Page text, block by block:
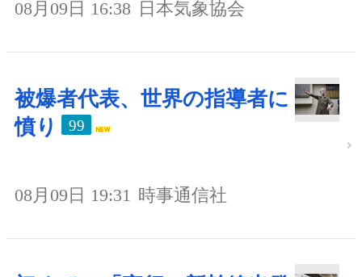
08月09日 16:38 日本気象協会
被爆者代表、世界の指導者に
憤り
99
08月09日 19:31 時事通信社